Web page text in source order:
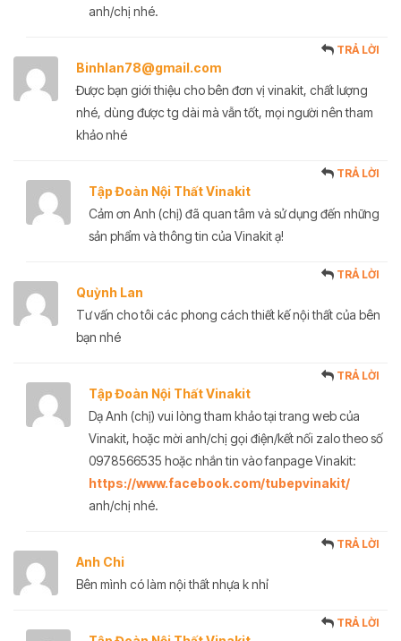
anh/chị nhé.
Binhlan78@gmail.com
TRẢ LỜI
Được bạn giới thiệu cho bên đơn vị vinakit, chất lượng
nhé, dùng được tg dài mà vẫn tốt, mọi người nên tham
khảo nhé
Tập Đoàn Nội Thất Vinakit
TRẢ LỜI
Cảm ơn Anh (chị) đã quan tâm và sử dụng đến những
sản phẩm và thông tin của Vinakit ạ!
Quỳnh Lan
TRẢ LỜI
Tư vấn cho tôi các phong cách thiết kế nội thất của bên
bạn nhé
Tập Đoàn Nội Thất Vinakit
TRẢ LỜI
Dạ Anh (chị) vui lòng tham khảo tại trang web của
Vinakit, hoặc mời anh/chị gọi điện/kết nối zalo theo số
0978566535 hoặc nhắn tin vào fanpage Vinakit:
https://www.facebook.com/tubepvinakit/
anh/chị nhé.
Anh Chi
TRẢ LỜI
Bên mình có làm nội thất nhựa k nhỉ
TRẢ LỜI